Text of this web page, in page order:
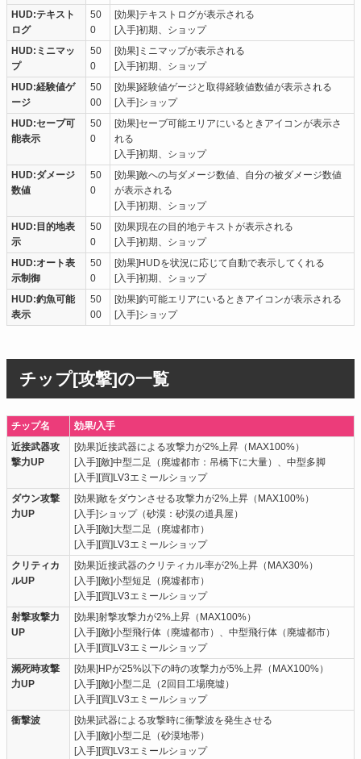
HUD:テキスト
ログ
50
0
[効果]テキストログが表示される
[入手]初期、ショップ
HUD:ミニマッ
プ
50
0
[効果]ミニマップが表示される
[入手]初期、ショップ
HUD:経験値ゲ
ージ
50
00
[効果]経験値ゲージと取得経験値数値が表示される
[入手]ショップ
HUD:セーブ可
能表示
50
0
[効果]セーブ可能エリアにいるときアイコンが表示さ
れる
[入手]初期、ショップ
HUD:ダメージ
数値
50
0
[効果]敵への与ダメージ数値、自分の被ダメージ数値
が表示される
[入手]初期、ショップ
HUD:目的地表
示
50
0
[効果]現在の目的地テキストが表示される
[入手]初期、ショップ
HUD:オート表
示制御
50
0
[効果]HUDを状況に応じて自動で表示してくれる
[入手]初期、ショップ
HUD:釣魚可能
表示
50
00
[効果]釣可能エリアにいるときアイコンが表示される
[入手]ショップ
チップ[攻撃]の一覧
チップ名
効果/入手
近接武器攻
撃力UP
[効果]近接武器による攻撃力が2%上昇（MAX100%）
[入手][敵]中型二足（廃墟都市：吊橋下に大量）、中型多脚
[入手][買]LV3エミールショップ
ダウン攻撃
力UP
[効果]敵をダウンさせる攻撃力が2%上昇（MAX100%）
[入手]ショップ（砂漠：砂漠の道具屋）
[入手][敵]大型二足（廃墟都市）
[入手][買]LV3エミールショップ
クリティカ
ルUP
[効果]近接武器のクリティカル率が2%上昇（MAX30%）
[入手][敵]小型短足（廃墟都市）
[入手][買]LV3エミールショップ
射撃攻撃力
UP
[効果]射撃攻撃力が2%上昇（MAX100%）
[入手][敵]小型飛行体（廃墟都市）、中型飛行体（廃墟都市）
[入手][買]LV3エミールショップ
瀕死時攻撃
力UP
[効果]HPが25%以下の時の攻撃力が5%上昇（MAX100%）
[入手][敵]小型二足（2回目工場廃墟）
[入手][買]LV3エミールショップ
衝撃波
[効果]武器による攻撃時に衝撃波を発生させる
[入手][敵]小型二足（砂漠地帯）
[入手][買]LV3エミールショップ